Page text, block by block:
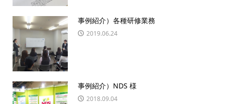
事例紹介）各種研修業務
2019.06.24
事例紹介）NDS 様
2018.09.04